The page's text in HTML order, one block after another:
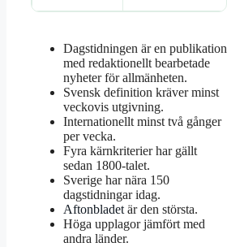
Dagstidningen är en publikation
med redaktionellt bearbetade
nyheter för allmänheten.
Svensk definition kräver minst
veckovis utgivning.
Internationellt minst två gånger
per vecka.
Fyra kärnkriterier har gällt
sedan 1800-talet.
Sverige har nära 150
dagstidningar idag.
Aftonbladet är den största.
Höga upplagor jämfört med
andra länder.